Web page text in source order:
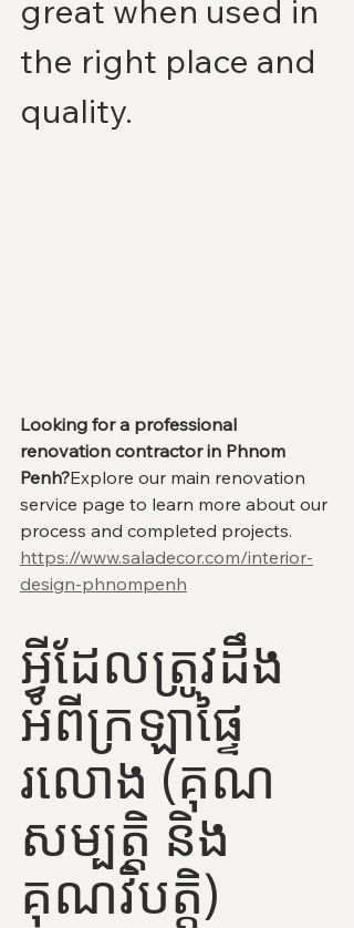
great when used in
the right place and
quality.
Looking for a professional
renovation contractor in Phnom
Penh?Explore our main renovation
service page to learn more about our
process and completed projects.
https://www.saladecor.com/interior-
design-phnompenh
អ្វីដែលត្រូវដឹង
អំពីក្រឡាផ្ទៃ
រលោង (គុណ
សម្បត្តិ និង
គុណវិបត្តិ)